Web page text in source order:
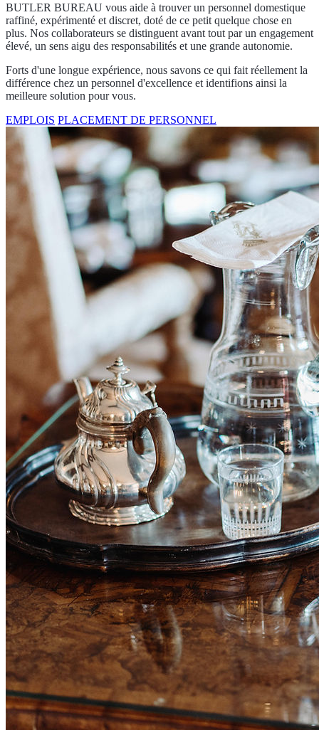
BUTLER BUREAU vous aide à trouver un personnel domestique
raffiné, expérimenté et discret, doté de ce petit quelque chose en
plus. Nos collaborateurs se distinguent avant tout par un engagement
élevé, un sens aigu des responsabilités et une grande autonomie.
Forts d'une longue expérience, nous savons ce qui fait réellement la
différence chez un personnel d'excellence et identifions ainsi la
meilleure solution pour vous.
EMPLOIS PLACEMENT DE PERSONNEL